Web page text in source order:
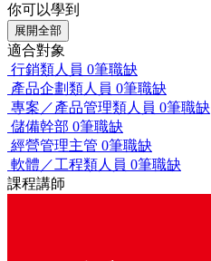
你可以學到
展開全部
適合對象
行銷類人員 0筆職缺
產品企劃類人員 0筆職缺
專案／產品管理類人員 0筆職缺
儲備幹部 0筆職缺
經營管理主管 0筆職缺
軟體／工程類人員 0筆職缺
課程講師